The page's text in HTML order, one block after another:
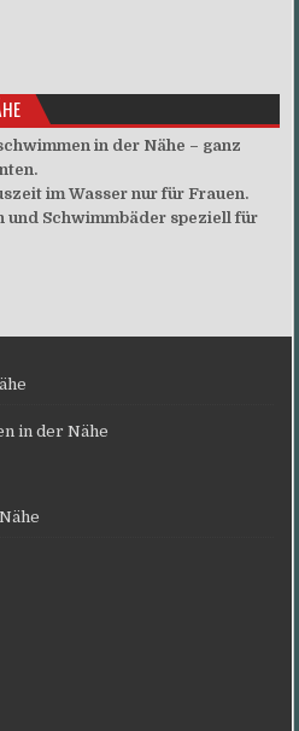
in der Nähe – ganz
im Wasser nur für Frauen.
und Schwimmbäder speziell für
in der Nähe